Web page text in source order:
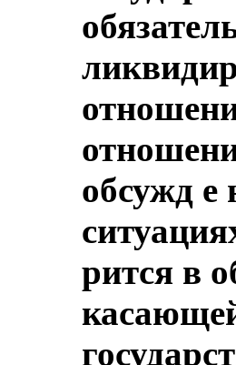
обсужд е
рится в